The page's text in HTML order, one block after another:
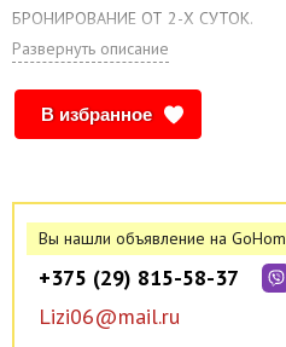
БРОНИРОВАНИЕ ОТ 2-Х СУТОК.
Удобное транспортное сообщение.
Квартира оснащена всей
Отчетные документы.
Размещение не более 2-х
достигшим 23 летнего возраста
В случае превышения заявленного
производится выселение всех
возврата денежных средства. В
видеонаблюдения.
Развернуть описание
В избранное
Вы нашли объявление на
+375 (29) 815-58-37
Lizi06@mail.ru